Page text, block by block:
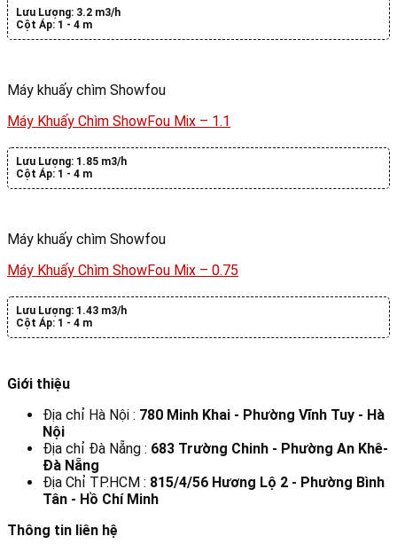
Lưu Lượng: 3.2 m3/h
Cột Áp: 1 - 4 m
Máy khuấy chìm Showfou
Máy Khuấy Chìm ShowFou Mix – 1.1
Lưu Lượng: 1.85 m3/h
Cột Áp: 1 - 4 m
Máy khuấy chìm Showfou
Máy Khuấy Chìm ShowFou Mix – 0.75
Lưu Lượng: 1.43 m3/h
Cột Áp: 1 - 4 m
Giới thiệu
Địa chỉ Hà Nội : 780 Minh Khai - Phường Vĩnh Tuy - Hà
Nội
Địa chỉ Đà Nẵng : 683 Trường Chinh - Phường An Khê-
Đà Nẵng
Địa Chỉ TP.HCM : 815/4/56 Hương Lộ 2 - Phường Bình
Tân - Hồ Chí Minh
Thông tin liên hệ